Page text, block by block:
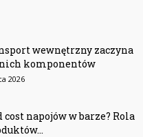
wewnętrzny zaczyna
komponentów
2026
napojów w barze? Rola